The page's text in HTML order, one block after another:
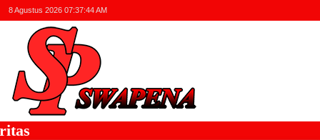
8 Agustus 2026 07:37:44 AM